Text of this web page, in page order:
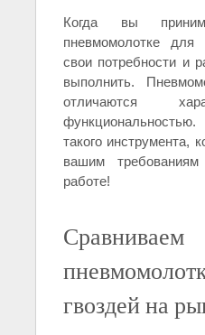
Когда вы
пневмомолотке для
свои потребности и
выполнить.
отличаются
такого инструмента,
вашим
работе!
Сравниваем
гвоздей на